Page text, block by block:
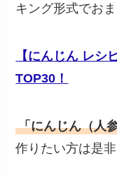
キング形式でお
【にんじん レシ
TOP30！
「にんじん（人
作りたい方は是